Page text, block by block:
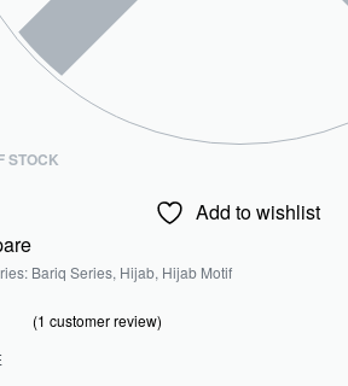
STOCK
Add to wishlist
Bariq Series, Hijab, Hijab Motif
(1 customer review)